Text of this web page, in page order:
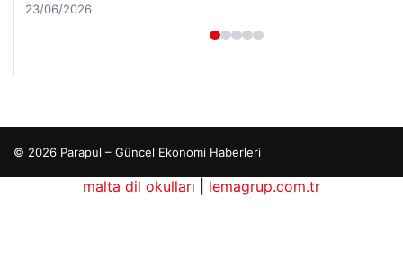
26/05/2026
© 2026 Parapul – Güncel Ekonomi Haberleri
malta dil okulları
lemagrup.com.tr